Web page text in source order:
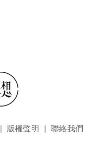
版權聲明 聯絡我們